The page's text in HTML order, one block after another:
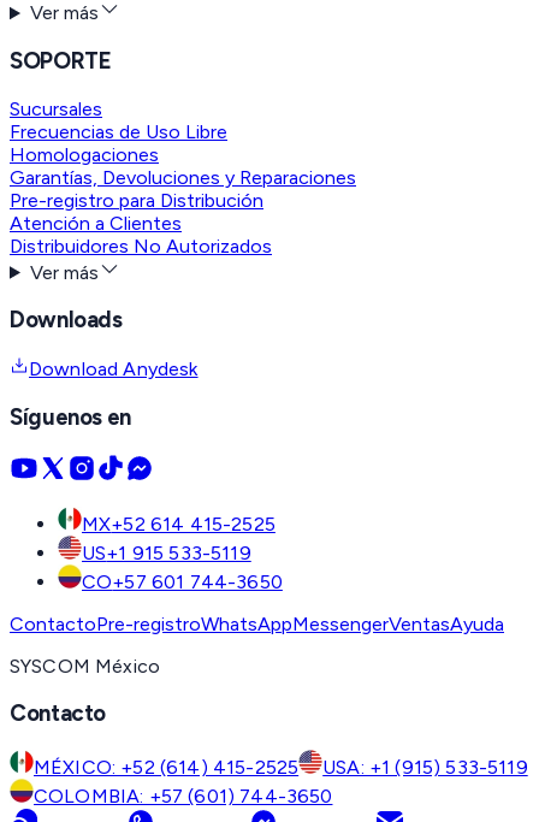
Ver más
SOPORTE
Sucursales
Frecuencias de Uso Libre
Homologaciones
Garantías, Devoluciones y Reparaciones
Pre-registro para Distribución
Atención a Clientes
Distribuidores No Autorizados
Ver más
Downloads
Download Anydesk
Síguenos en
MX+52 614 415-2525
US+1 915 533-5119
CO+57 601 744-3650
ContactoPre-registroWhatsAppMessengerVentasAyuda
SYSCOM México
Contacto
MÉXICO: +52 (614) 415-2525
USA: +1 (915) 533-5119
COLOMBIA: +57 (601) 744-3650